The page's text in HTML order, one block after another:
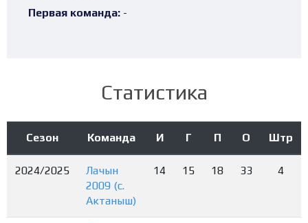
Первая команда: -
Статистика
Сезон Команда И Г П О Штр
2024/2025
Лачын
2009 (с.
Актаныш)
14 15 18 33 4